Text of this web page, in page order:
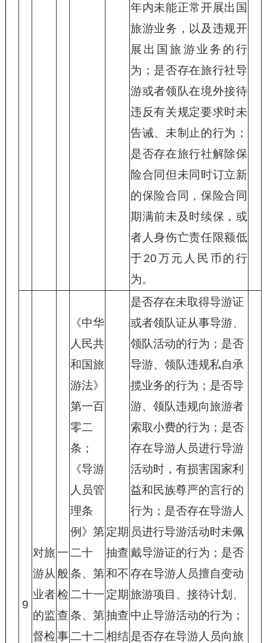
年内未能正常开展出国
旅游业务，以及违规开
展出国旅游业务的行
为；是否存在旅行社导
游或者领队在境外接待
违反有关规定要求时未
告诫、未制止的行为；
是否存在旅行社解除保
险合同但未同时订立新
的保险合同，保险合同
期满前未及时续保，或
者人身伤亡责任限额低
于20万元人民币的行
为。
9
对旅
游从
业者
的监
督检
一
般
检
查
事
《中华
人民共
和国旅
游法》
第一百
零二
条；
《导游
人员管
理条
例》第
二十
条、第
二十一
条、第
二十二
定期
抽查
和不
定期
抽查
相结
是否存在未取得导游证
或者领队证从事导游、
领队活动的行为；是否
导游、领队违规私自承
揽业务的行为；是否导
游、领队违规向旅游者
索取小费的行为；是否
存在导游人员进行导游
活动时，有损害国家利
益和民族尊严的言行的
行为；是否存在导游人
员进行导游活动时未佩
戴导游证的行为；是否
存在导游人员擅自变动
旅游项目、接待计划、
中止导游活动的行为；
是否存在导游人员向旅